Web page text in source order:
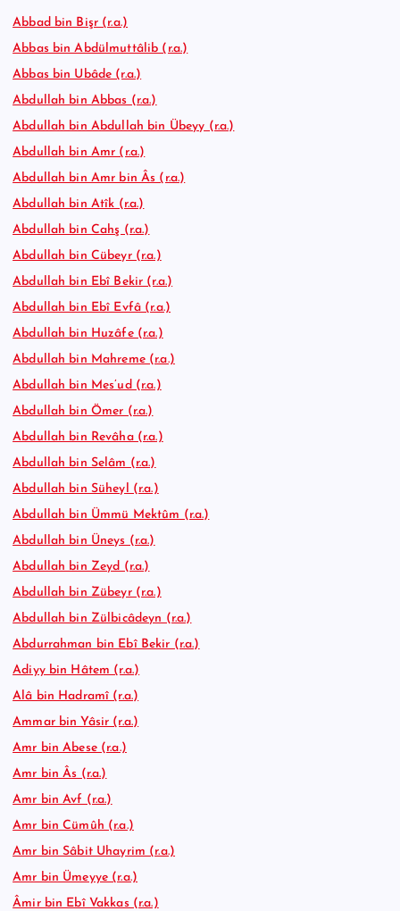
Abbad bin Bişr (r.a.)
Abbas bin Abdülmuttâlib (r.a.)
Abbas bin Ubâde (r.a.)
Abdullah bin Abbas (r.a.)
Abdullah bin Abdullah bin Übeyy (r.a.)
Abdullah bin Amr (r.a.)
Abdullah bin Amr bin Âs (r.a.)
Abdullah bin Atîk (r.a.)
Abdullah bin Cahş (r.a.)
Abdullah bin Cübeyr (r.a.)
Abdullah bin Ebî Bekir (r.a.)
Abdullah bin Ebî Evfâ (r.a.)
Abdullah bin Huzâfe (r.a.)
Abdullah bin Mahreme (r.a.)
Abdullah bin Mes’ud (r.a.)
Abdullah bin Ömer (r.a.)
Abdullah bin Revâha (r.a.)
Abdullah bin Selâm (r.a.)
Abdullah bin Süheyl (r.a.)
Abdullah bin Ümmü Mektûm (r.a.)
Abdullah bin Üneys (r.a.)
Abdullah bin Zeyd (r.a.)
Abdullah bin Zübeyr (r.a.)
Abdullah bin Zülbicâdeyn (r.a.)
Abdurrahman bin Ebî Bekir (r.a.)
Adiyy bin Hâtem (r.a.)
Alâ bin Hadramî (r.a.)
Ammar bin Yâsir (r.a.)
Amr bin Abese (r.a.)
Amr bin Âs (r.a.)
Amr bin Avf (r.a.)
Amr bin Cümûh (r.a.)
Amr bin Sâbit Uhayrim (r.a.)
Amr bin Ümeyye (r.a.)
Âmir bin Ebî Vakkas (r.a.)